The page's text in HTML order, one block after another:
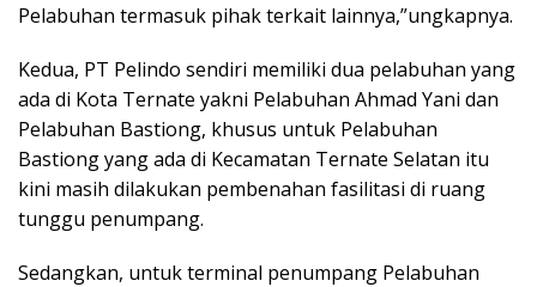
Pelabuhan termasuk pihak terkait lainnya,”ungkapnya.
Kedua, PT Pelindo sendiri memiliki dua pelabuhan yang
ada di Kota Ternate yakni Pelabuhan Ahmad Yani dan
Pelabuhan Bastiong, khusus untuk Pelabuhan
Bastiong yang ada di Kecamatan Ternate Selatan itu
kini masih dilakukan pembenahan fasilitasi di ruang
tunggu penumpang.
Sedangkan, untuk terminal penumpang Pelabuhan